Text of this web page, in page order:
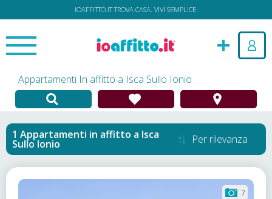
IOAFFITTO.IT TROVA CASA. VIVI SEMPLICE.
Appartamenti In affitto a Isca Sullo Ionio
Appartamenti in affitto a Isca
Sullo Ionio Per rilevanza
7